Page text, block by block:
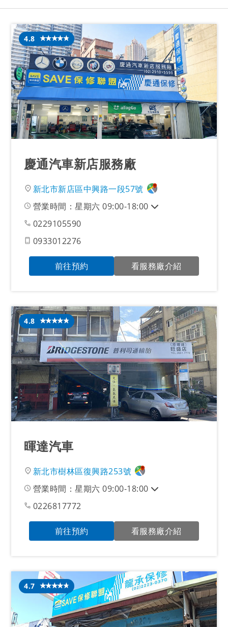
慶通汽車新店服務廠
新北市新店區中興路一段57號
營業時間：星期六 09:00-18:00
0229105590
0933012276
4.8
前往預約 看服務廠介紹
暉達汽車
新北市樹林區復興路253號
營業時間：星期六 09:00-18:00
0226817772
4.8
前往預約 看服務廠介紹
4.7